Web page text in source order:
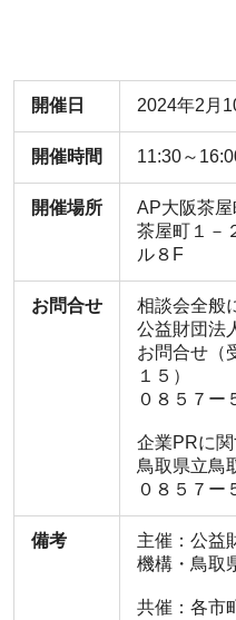
開催日 2024年2月
開催時間 11:30～
開催場所
AP大阪茶
茶屋町１
ル８F
お問合せ
相談会全般
公益財団法
お問合せ（
１５）
０８５７ー
企業PRに
鳥取県立鳥
０８５７ー
備考
主催：公益
機構・鳥取
共催：各市